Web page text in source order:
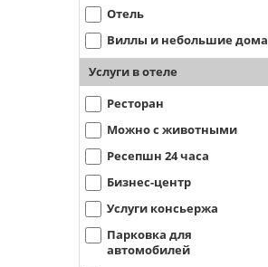
Отель
Виллы и небольшие дома
Услуги в отеле
Ресторан
Можно с животными
Ресепшн 24 часа
Бизнес-центр
Услуги консьержа
Парковка для
автомобилей